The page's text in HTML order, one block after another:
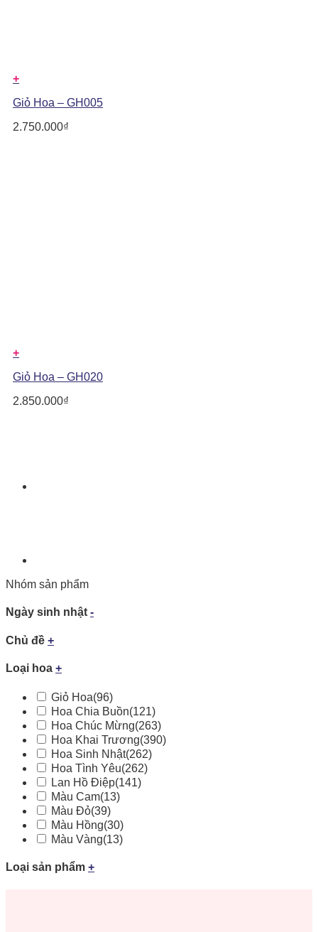
+
Giỏ Hoa – GH005
2.750.000₫
+
Giỏ Hoa – GH020
2.850.000₫
Nhóm sản phẩm
Ngày sinh nhật -
Chủ đề +
Loại hoa +
Giỏ Hoa(96)
Hoa Chia Buồn(121)
Hoa Chúc Mừng(263)
Hoa Khai Trương(390)
Hoa Sinh Nhật(262)
Hoa Tình Yêu(262)
Lan Hồ Điệp(141)
Màu Cam(13)
Màu Đỏ(39)
Màu Hồng(30)
Màu Vàng(13)
Loại sản phẩm +